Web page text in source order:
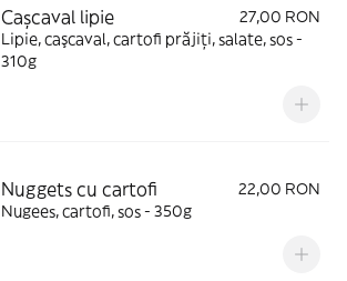
Cașcaval lipie
27,00 RON
Lipie, caşcaval, cartofi prăjiți, salate, sos -
310g
Nuggets cu cartofi
22,00 RON
Nugees, cartofi, sos - 350g